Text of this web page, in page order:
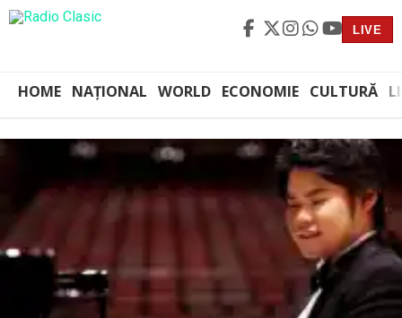
LIVE
HOME NAȚIONAL WORLD ECONOMIE CULTURĂ